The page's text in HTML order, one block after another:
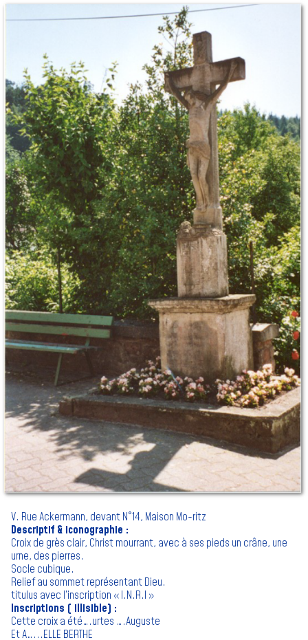
V. Rue Ackermann, devant N°14, Maison Mo-ritz
Descriptif & iconographie :
Croix de grès clair, Christ mourrant, avec à ses pieds un crâne, une
urne, des pierres.
Socle cubique.
Relief au sommet représentant Dieu.
titulus avec l’inscription « I.N.R.I »
Inscriptions ( illisible) :
Cette croix a été….urtes ….Auguste
Et A…...ELLE BERTHE